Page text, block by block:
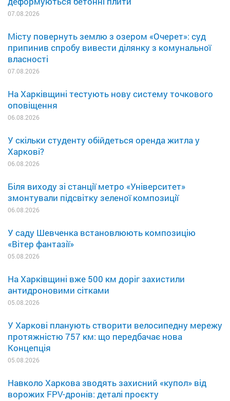
07.08.2026
Місту повернуть землю з озером «Очерет»: суд
припинив спробу вивести ділянку з комунальної
власності
07.08.2026
На Харківщині тестують нову систему точкового
оповіщення
06.08.2026
У скільки студенту обійдеться оренда житла у
Харкові?
06.08.2026
Біля виходу зі станції метро «Університет»
змонтували підсвітку зеленої композиції
06.08.2026
У саду Шевченка встановлюють композицію
«Вітер фантазії»
05.08.2026
На Харківщині вже 500 км доріг захистили
антидроновими сітками
05.08.2026
У Харкові планують створити велосипедну мережу
протяжністю 757 км: що передбачає нова
Концепція
05.08.2026
Навколо Харкова зводять захисний «купол» від
ворожих FPV-дронів: деталі проєкту